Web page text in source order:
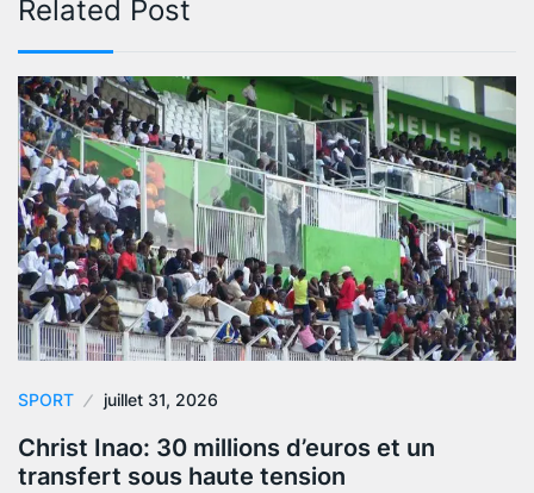
Related Post
SPORT juillet 31, 2026
Christ Inao: 30 millions d’euros et un
transfert sous haute tension